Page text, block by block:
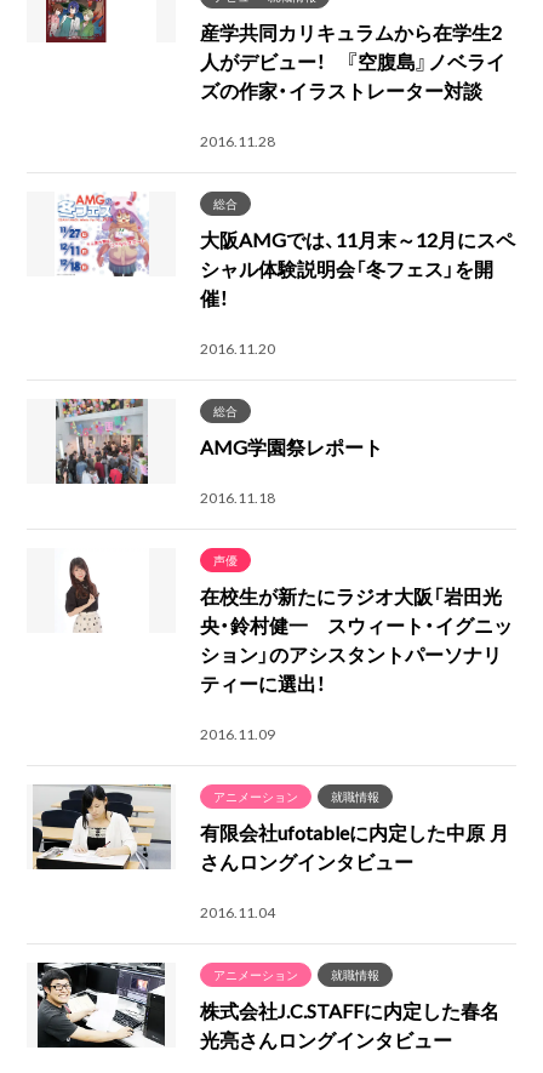
産学共同カリキュラムから在学生2
人がデビュー！ 『空腹島』ノベライ
ズの作家・イラストレーター対談
2016.11.28
総合
大阪AMGでは、11月末～12月にスペ
シャル体験説明会「冬フェス」を開
催！
2016.11.20
総合
AMG学園祭レポート
2016.11.18
声優
在校生が新たにラジオ大阪「岩田光
央・鈴村健一 スウィート・イグニッ
ション」のアシスタントパーソナリ
ティーに選出！
2016.11.09
アニメーション 就職情報
有限会社ufotableに内定した中原 月
さんロングインタビュー
2016.11.04
アニメーション 就職情報
株式会社J.C.STAFFに内定した春名
光亮さんロングインタビュー